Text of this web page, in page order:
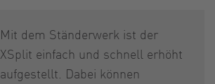
Mit dem Ständerwerk ist der
XSplit einfach und schnell erhöht
aufgestellt. Dabei können